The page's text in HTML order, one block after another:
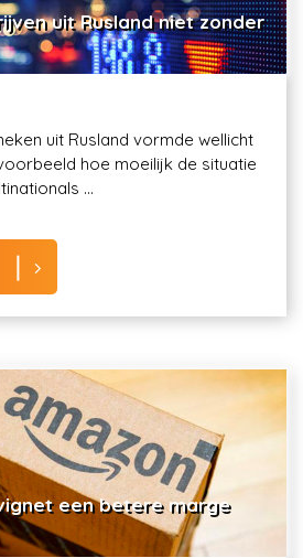
uit Rusland niet zonder
uit Rusland vormde wellicht
hoe moeilijk de situatie
...
een betere marge